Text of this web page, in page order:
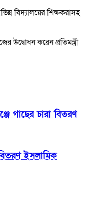
বিদ্যালয়ের শিক্ষকরাসহ
উদ্বোধন করেন প্রতিমন্ত্রী
গাছের চারা বিতরণ
ইসলামিক